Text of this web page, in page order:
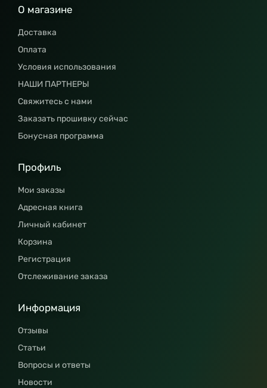
О магазине
Доставка
Оплата
Условия использования
НАШИ ПАРТНЕРЫ
Свяжитесь с нами
Заказать прошивку сейчас
Бонусная программа
Профиль
Мои заказы
Адресная книга
Личный кабинет
Корзина
Регистрация
Отслеживание заказа
Информация
Отзывы
Статьи
Вопросы и ответы
Новости